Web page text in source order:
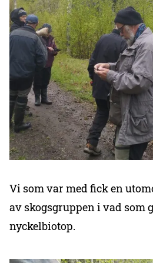
Vi som var med fick en
av skogsgruppen i vad som
nyckelbiotop.